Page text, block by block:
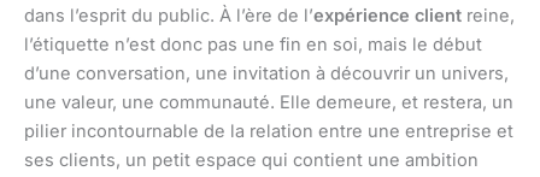
dans l’esprit du public. À l’ère de l’expérience client reine,
l’étiquette n’est donc pas une fin en soi, mais le début
d’une conversation, une invitation à découvrir un univers,
une valeur, une communauté. Elle demeure, et restera, un
pilier incontournable de la relation entre une entreprise et
ses clients, un petit espace qui contient une ambition